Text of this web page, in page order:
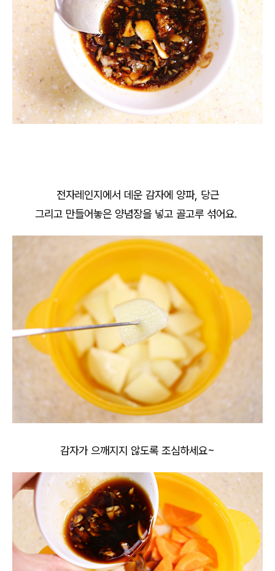
전자레인지에서 데운 감자에 양파, 당근
그리고 만들어놓은 양념장을 넣고 골고루 섞어요.
감자가 으깨지지 않도록 조심하세요~